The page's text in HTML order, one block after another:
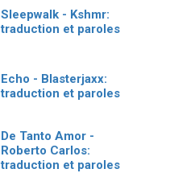
Sleepwalk - Kshmr:
traduction et paroles
Echo - Blasterjaxx:
traduction et paroles
De Tanto Amor -
Roberto Carlos:
traduction et paroles